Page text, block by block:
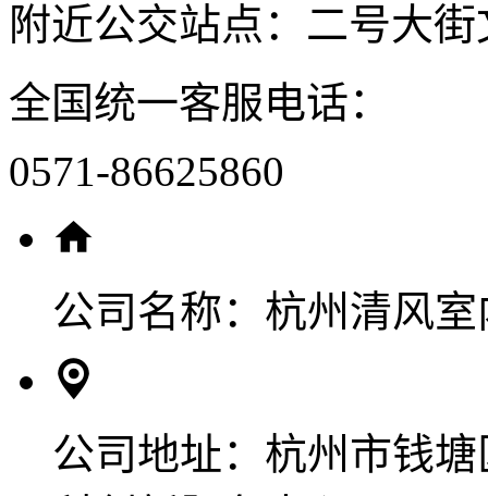
附近公交站点：二号大
全国统一客服电话：
0571-86625860
公司名称： 杭州清风
公司地址： 杭州市钱